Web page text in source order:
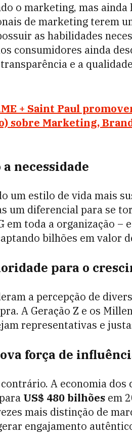
o marketing, mas ainda
de marketing terem
as habilidades
consumidores ainda
e a
+ Saint Paul
sobre Marketing,
necessidade
um estilo de vida mais
um diferencial para se
em toda a organização –
bilhões em valor
para o
a percepção de
A Geração Z e os
representativas e
força de
A economia dos
US$ 480 bilhões em
mais distinção de
engajamento